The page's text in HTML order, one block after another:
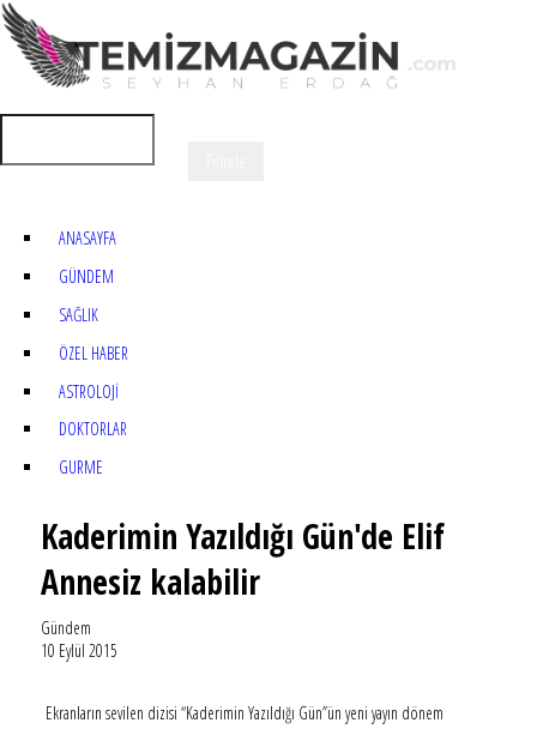
ANASAYFA
GÜNDEM
SAĞLIK
ÖZEL HABER
ASTROLOJİ
DOKTORLAR
GURME
Kaderimin Yazıldığı Gün'de Elif
Annesiz kalabilir
Gündem
10 Eylül 2015
Ekranların sevilen dizisi “Kaderimin Yazıldığı Gün”ün yeni yayın dönem